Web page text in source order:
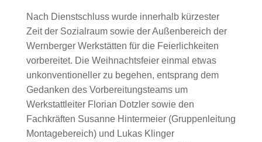
Nach Dienstschluss wurde innerhalb kürzester
Zeit der Sozialraum sowie der Außenbereich der
Wernberger Werkstätten für die Feierlichkeiten
vorbereitet. Die Weihnachtsfeier einmal etwas
unkonventioneller zu begehen, entsprang dem
Gedanken des Vorbereitungsteams um
Werkstattleiter Florian Dotzler sowie den
Fachkräften Susanne Hintermeier (Gruppenleitung
Montagebereich) und Lukas Klinger